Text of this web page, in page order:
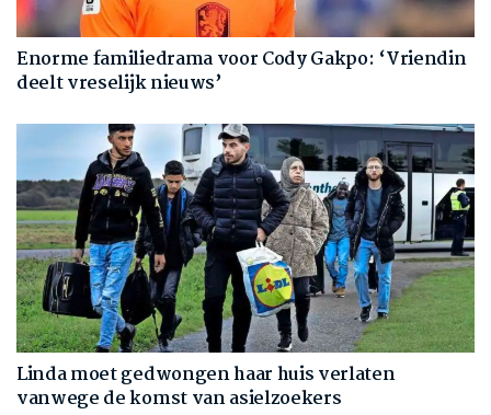
Enorme familiedrama voor Cody Gakpo: ‘Vriendin
deelt vreselijk nieuws’
Linda moet gedwongen haar huis verlaten
vanwege de komst van asielzoekers